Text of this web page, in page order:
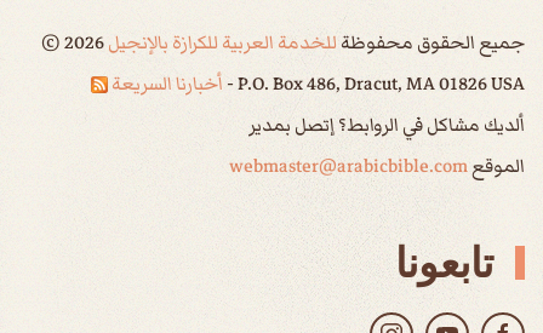
جميع الحقوق محفوظةللخدمة العربية للكرازة بالإنجيل ©2026
P.O. Box 486, Dracut, MA 01826 USA - أخبارنا السريعة
ألديك مشاكل في الروابط؟ إتصل بمدير
الموقعwebmaster@arabicbible.com
تابعونا